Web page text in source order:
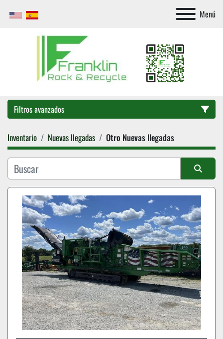
Menú
Filtros avanzados
Categoría
Inventario Nuevas llegadas Otro Nuevas llegadas
Ordenar por